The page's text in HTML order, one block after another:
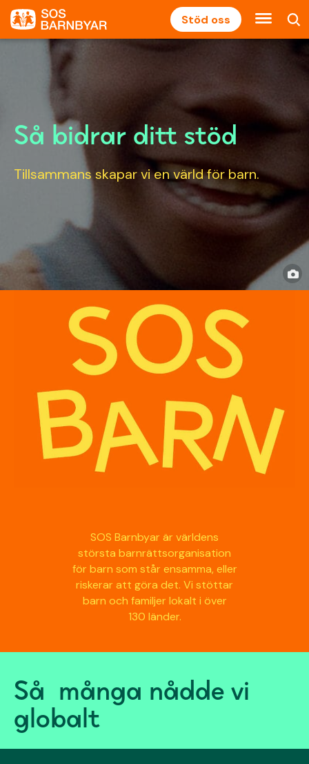
Stöd oss
Så bidrar ditt stöd
Tillsammans skapar vi en värld för barn.
SOS Barnbyar är världens
största barnrättsorganisation
för barn som står ensamma, eller
riskerar att göra det. Vi stöttar
barn och familjer lokalt i över
130 länder.
Så många nådde vi
globalt